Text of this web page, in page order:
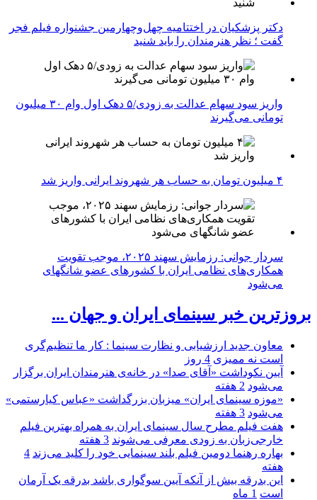
دکتر پزشکیان در اختتامیه چهل‌وچهارمین جشنواره فیلم فجر
گفت ؛ نظر هنرمندان را باید شنید
واریز سود سهام عدالت به زودی/۵ دهک اول وام ۳۰ میلیون
تومانی می‌گیرند
۴ میلیون تومان به حساب هر شهروند ایرانی واریز شد
سردار جوانی: رزمایش سهند ۲۰۲۵، موجب تقویت
همکاری‌های نظامی ایران با کشور‌های عضو شانگهای
می‌شود
بروزترین خبر سینمای ایران و جهان ...
معاون جدید ارزشیابی و نظارت سینما : کار ما تنظیم‌گری
است نه ممیزی 4 روز
آیین نکوداشت «آقای صدا» در خانه‌ی هنرمندان ایران برگزار
می‌شود 2 هفته
«موزه سینمای ایران» میزبان بزرگداشت «عباس کیارستمی»
می‌شود 3 هفته
هفت فیلم مطرح سال سینمای ایران به همراه بهترین فیلم
خارجی‌زبان به زودی معرفی می‌شوند 3 هفته
بهاره رهنما دومین فیلم بلند سینمایی خود را کلید می‌زند 4
هفته
این بدرقه بیش از آنکه آیین سوگواری باشد بدرقه یک آرمان
است 1 ماه